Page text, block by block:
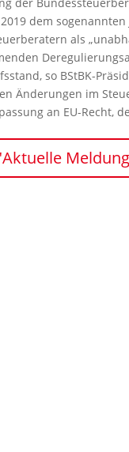
dem
als
so BStBK-
Änderungen im
an EU-Recht,